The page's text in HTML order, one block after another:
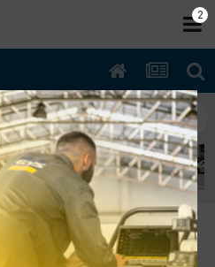
Total diag 5800
2